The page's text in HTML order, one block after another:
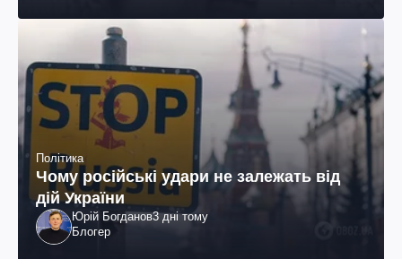
Політика
Чому російські удари не залежать від
дій України
Юрій Богданов3 дні тому
Блогер